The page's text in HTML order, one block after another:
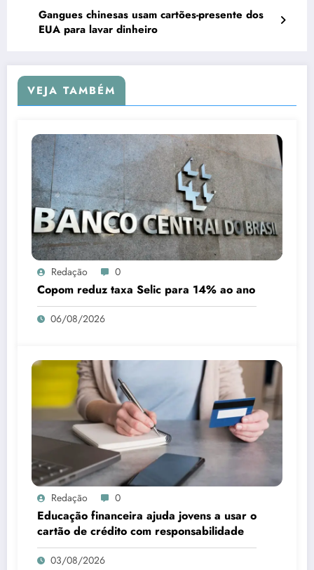
Gangues chinesas usam cartões-presente dos
EUA para lavar dinheiro
VEJA TAMBÉM
Redação 0
Copom reduz taxa Selic para 14% ao ano
06/08/2026
Redação 0
Educação financeira ajuda jovens a usar o
cartão de crédito com responsabilidade
03/08/2026